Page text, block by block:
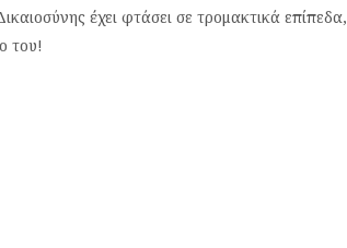
έχει φτάσει σε τρομακτικά επίπεδα,
του!